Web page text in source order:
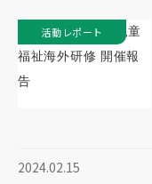
2024.02.15
活動レポート